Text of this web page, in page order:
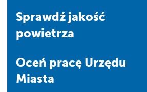
Sprawdź jakość
powietrza
Oceń pracę Urzędu
Miasta